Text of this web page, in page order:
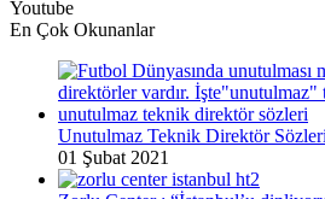
Youtube
En Çok Okunanlar
Unutulmaz Teknik Direktör Sözleri
01 Şubat 2021